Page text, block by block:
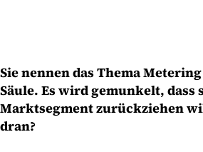
Sie nennen das Thema
Säule. Es wird gemunkelt, dass
Marktsegment zurückziehen
dran?